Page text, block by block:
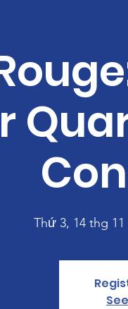
Thứ 3, 14 thg 11